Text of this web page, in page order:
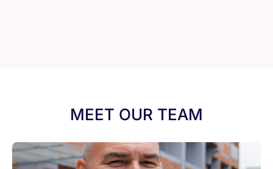
MEET OUR TEAM